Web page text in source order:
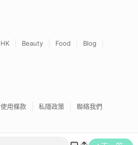
HK Beauty Food
Blog
使用條款 私隱政策 聯絡我們